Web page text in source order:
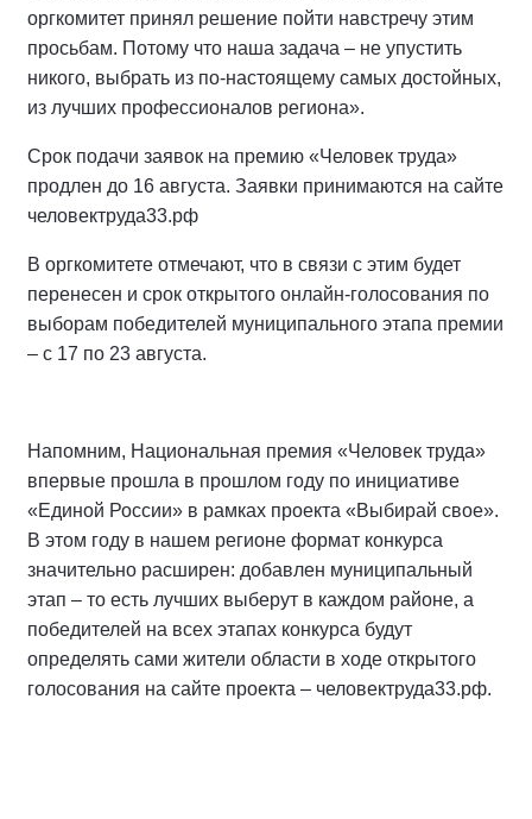
оргкомитет принял решение пойти навстречу этим
просьбам. Потому что наша задача – не упустить
никого, выбрать из по-настоящему самых достойных,
из лучших профессионалов региона».
Срок подачи заявок на премию «Человек труда»
продлен до 16 августа. Заявки принимаются на сайте
человектруда33.рф
В оргкомитете отмечают, что в связи с этим будет
перенесен и срок открытого онлайн-голосования по
выборам победителей муниципального этапа премии
– с 17 по 23 августа.
Напомним, Национальная премия «Человек труда»
впервые прошла в прошлом году по инициативе
«Единой России» в рамках проекта «Выбирай свое».
В этом году в нашем регионе формат конкурса
значительно расширен: добавлен муниципальный
этап – то есть лучших выберут в каждом районе, а
победителей на всех этапах конкурса будут
определять сами жители области в ходе открытого
голосования на сайте проекта – человектруда33.рф.